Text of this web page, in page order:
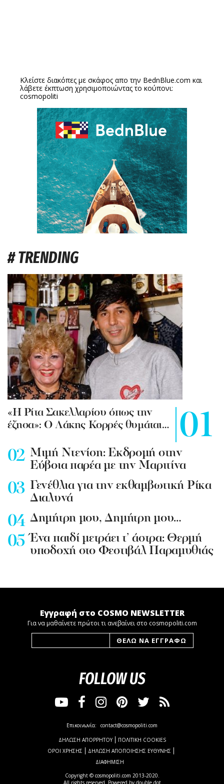
Κλείστε διακόπες με σκάφος απο την BednBlue.com και
λάβετε έκπτωση χρησιμοποιώντας το κούπονι:
cosmopoliti
# TRENDING
«Η Ρίτα Σακελλαρίου όπως την
έζησα»: Ο Λάκης Κορρές θυμάται…
Mιμή Ντενίση: Εκδρομή στην
Εύβοια παρέα με την Μαριτίνα
Γενέθλια για την εκθαμβωτική Ρίκα
Διαλυνά
Δημήτρη μου, Δημήτρη μου…
Ένα παιδί μετράει τ’ άστρα: Θερμή
υποδοχή στο Φεστιβάλ Παραμυθιάς
Εγγραφή στο COSMO NEWSLETTER
Για να μαθαίνετε πρώτοι τι ανεβαίνει στο cosmopoliti.com
FOLLOW US
Copyright © cosmopoliti.com 2013-2020.
All rights reserved. Powered by double dot
Επικοινωνία: contact@cosmopoliti.com
ΔΗΛΩΣΗ ΑΠΟΡΡΗΤΟΥ
ΠΟΛΙΤΙΚΗ COOKIES
ΟΡΟΙ ΧΡΗΣΗΣ
ΔΗΛΩΣΗ ΑΠΟΠΟΙΗΣΗΣ ΕΥΘΥΝΗΣ
ΔΙΑΦΗΜΙΣΗ